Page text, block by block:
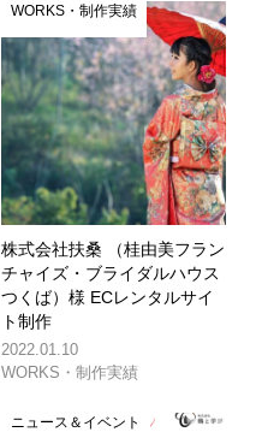
WORKS・制作実績
株式会社扶桑 （桂由美フラン
チャイズ・ブライダルハウス
つくば）様 ECレンタルサイ
ト制作
2022.01.10
WORKS・制作実績
ニュース＆イベント